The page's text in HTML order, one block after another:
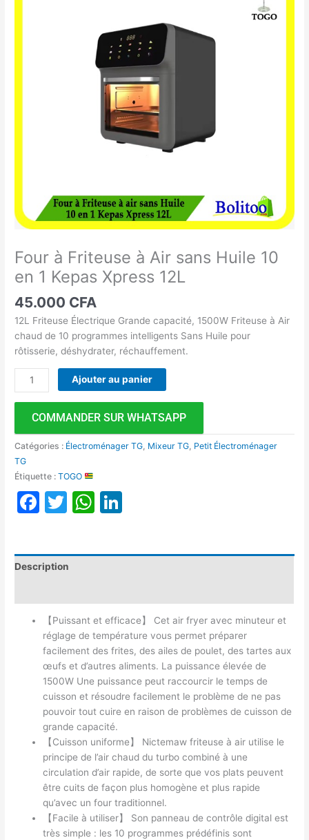
Four à Friteuse à Air sans Huile 10
en 1 Kepas Xpress 12L
45.000 CFA
12L Friteuse Électrique Grande capacité, 1500W Friteuse à Air
chaud de 10 programmes intelligents Sans Huile pour
rôtisserie, déshydrater, réchauffement.
Ajouter au panier
COMMANDER SUR WHATSAPP
Catégories : Électroménager TG Mixeur TG Petit Électroménager
TG
Étiquette :TOGO
Facebook
TwitterWhatsApp
Description
【Puissant et efficace】 Cet air fryer avec minuteur et
réglage de température vous permet préparer
facilement des frites, des ailes de poulet, des tartes aux
œufs et d’autres aliments. La puissance élevée de
1500W Une puissance peut raccourcir le temps de
cuisson et résoudre facilement le problème de ne pas
pouvoir tout cuire en raison de problèmes de cuisson de
grande capacité.
【Cuisson uniforme】 Nictemaw friteuse à air utilise le
principe de l’air chaud du turbo combiné à une
circulation d’air rapide, de sorte que vos plats peuvent
être cuits de façon plus homogène et plus rapide
qu’avec un four traditionnel.
【Facile à utiliser】 Son panneau de contrôle digital est
très simple : les 10 programmes prédéfinis sont